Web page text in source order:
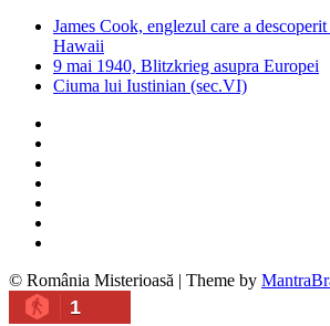
James Cook, englezul care a
Hawaii
9 mai 1940, Blitzkrieg asupra Europei
Ciuma lui Iustinian (sec.VI)
© România Misterioasă | Theme by
1